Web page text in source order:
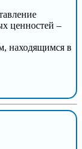
ценностей –
находящимся в